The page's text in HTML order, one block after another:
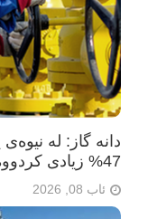
47% زیادی کردووە
ئاب 08, 2026